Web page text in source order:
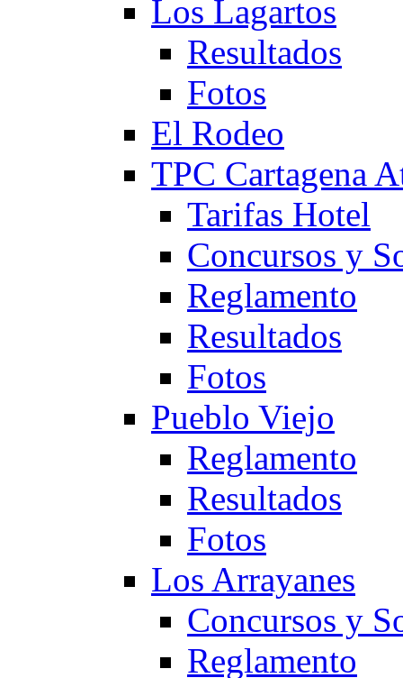
Los Lagartos
Resultados
Fotos
El Rodeo
TPC Cartagena
Tarifas Hotel
Concursos y
Reglamento
Resultados
Fotos
Pueblo Viejo
Reglamento
Resultados
Fotos
Los Arrayanes
Concursos y
Reglamento